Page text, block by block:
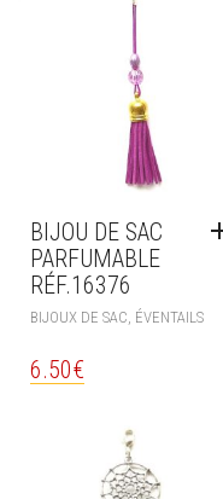
BIJOU DE SAC
PARFUMABLE
RÉF.16376
BIJOUX DE SAC, ÉVENTAILS
6.50€